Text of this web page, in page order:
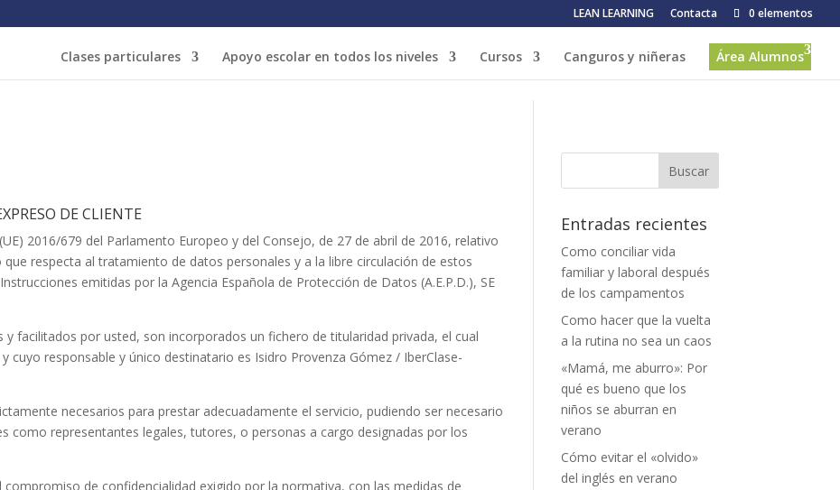
LEAN LEARNING Contacta 0 elementos
Clases particulares Apoyo escolar en todos los niveles Cursos Canguros y niñeras Área Alumnos
DE CLIENTE
2016/679 del Parlamento Europeo y del Consejo, de 27 de abril de 2016, relativo
respecta al tratamiento de datos personales y a la libre circulación de estos
emitidas por la Agencia Española de Protección de Datos (A.E.P.D.), SE
facilitados por usted, son incorporados un fichero de titularidad privada, el cual
cuyo responsable y único destinatario es Isidro Provenza Gómez / IberClase-
necesarios para prestar adecuadamente el servicio, pudiendo ser necesario
como representantes legales, tutores, o personas a cargo designadas por los
de confidencialidad exigido por la normativa, con las medidas de
Entradas recientes
Como conciliar vida
familiar y laboral después
de los campamentos
Como hacer que la vuelta
a la rutina no sea un caos
«Mamá, me aburro»: Por
qué es bueno que los
niños se aburran en
verano
Cómo evitar el «olvido»
del inglés en verano